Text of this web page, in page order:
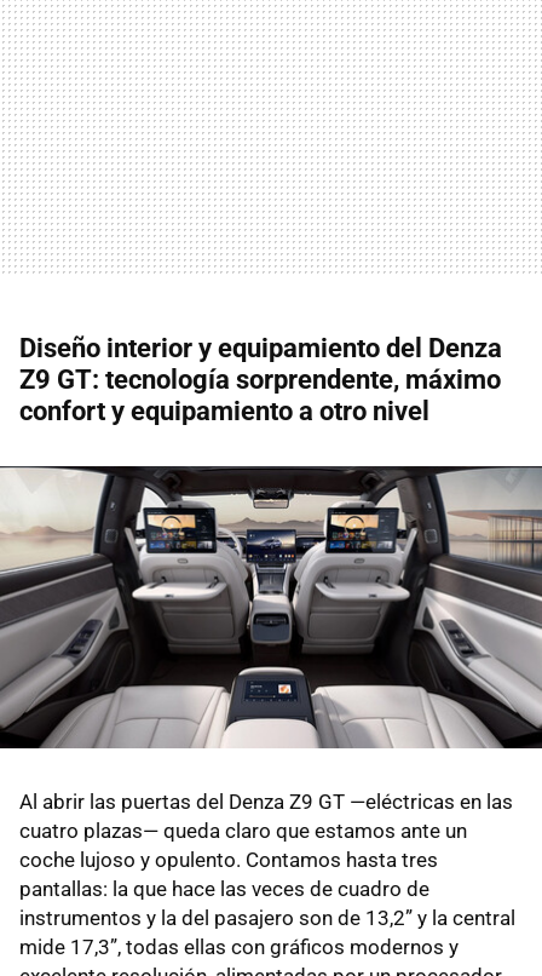
Diseño interior y equipamiento del Denza
Z9 GT: tecnología sorprendente, máximo
confort y equipamiento a otro nivel
Al abrir las puertas del Denza Z9 GT —eléctricas en las
cuatro plazas— queda claro que estamos ante un
coche lujoso y opulento. Contamos hasta tres
pantallas: la que hace las veces de cuadro de
instrumentos y la del pasajero son de 13,2” y la central
mide 17,3”, todas ellas con gráficos modernos y